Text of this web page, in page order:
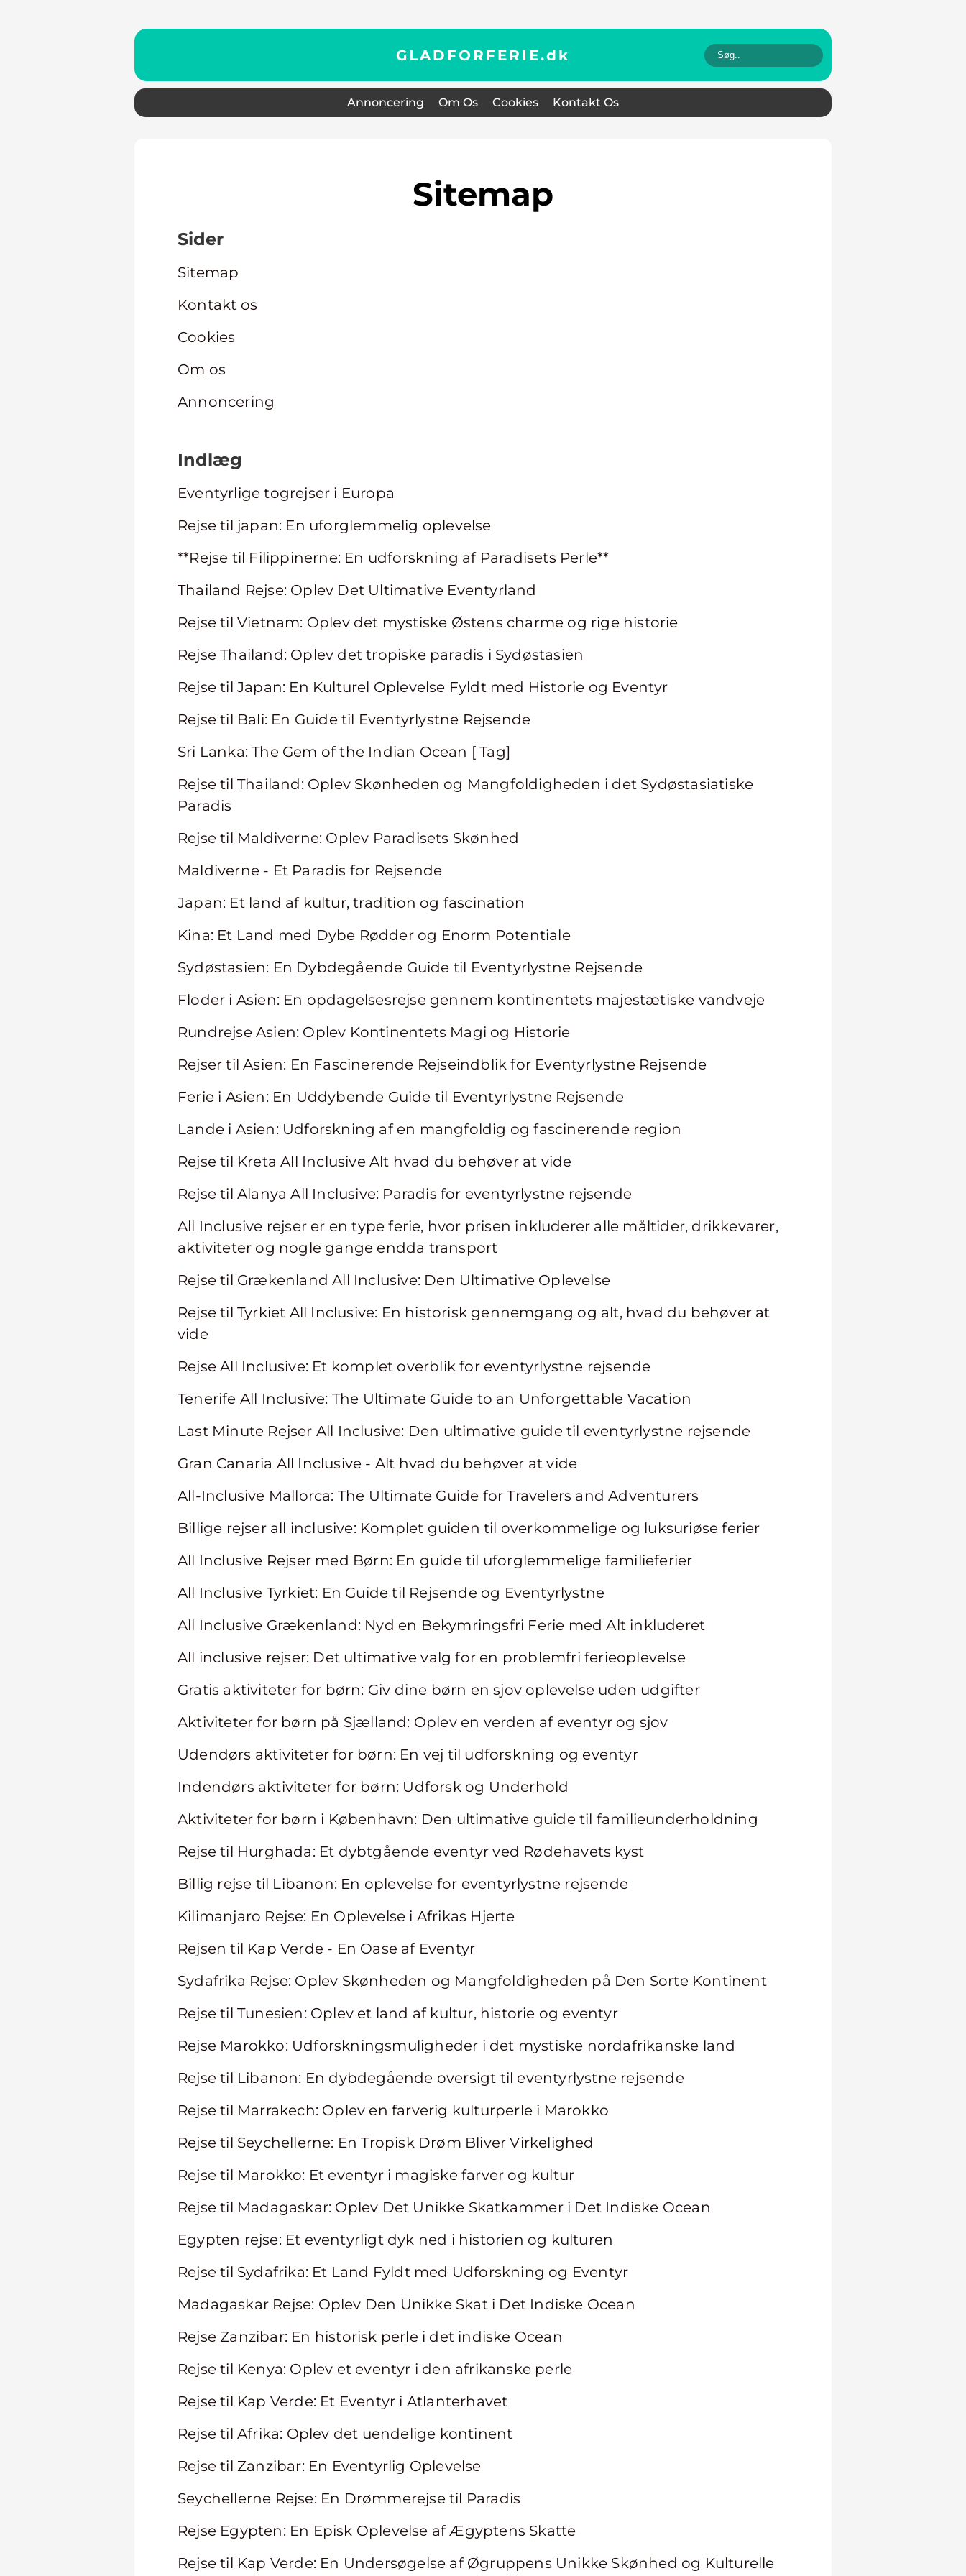
GLADFORFERIE.dk
Annoncering Om Os Cookies Kontakt Os
Sitemap
Sider
Sitemap
Kontakt os
Cookies
Om os
Annoncering
Indlæg
Eventyrlige togrejser i Europa
Rejse til japan: En uforglemmelig oplevelse
**Rejse til Filippinerne: En udforskning af Paradisets Perle**
Thailand Rejse: Oplev Det Ultimative Eventyrland
Rejse til Vietnam: Oplev det mystiske Østens charme og rige historie
Rejse Thailand: Oplev det tropiske paradis i Sydøstasien
Rejse til Japan: En Kulturel Oplevelse Fyldt med Historie og Eventyr
Rejse til Bali: En Guide til Eventyrlystne Rejsende
Sri Lanka: The Gem of the Indian Ocean [ Tag]
Rejse til Thailand: Oplev Skønheden og Mangfoldigheden i det Sydøstasiatiske
Paradis
Rejse til Maldiverne: Oplev Paradisets Skønhed
Maldiverne - Et Paradis for Rejsende
Japan: Et land af kultur, tradition og fascination
Kina: Et Land med Dybe Rødder og Enorm Potentiale
Sydøstasien: En Dybdegående Guide til Eventyrlystne Rejsende
Floder i Asien: En opdagelsesrejse gennem kontinentets majestætiske vandveje
Rundrejse Asien: Oplev Kontinentets Magi og Historie
Rejser til Asien: En Fascinerende Rejseindblik for Eventyrlystne Rejsende
Ferie i Asien: En Uddybende Guide til Eventyrlystne Rejsende
Lande i Asien: Udforskning af en mangfoldig og fascinerende region
Rejse til Kreta All Inclusive Alt hvad du behøver at vide
Rejse til Alanya All Inclusive: Paradis for eventyrlystne rejsende
All Inclusive rejser er en type ferie, hvor prisen inkluderer alle måltider, drikkevarer,
aktiviteter og nogle gange endda transport
Rejse til Grækenland All Inclusive: Den Ultimative Oplevelse
Rejse til Tyrkiet All Inclusive: En historisk gennemgang og alt, hvad du behøver at
vide
Rejse All Inclusive: Et komplet overblik for eventyrlystne rejsende
Tenerife All Inclusive: The Ultimate Guide to an Unforgettable Vacation
Last Minute Rejser All Inclusive: Den ultimative guide til eventyrlystne rejsende
Gran Canaria All Inclusive - Alt hvad du behøver at vide
All-Inclusive Mallorca: The Ultimate Guide for Travelers and Adventurers
Billige rejser all inclusive: Komplet guiden til overkommelige og luksuriøse ferier
All Inclusive Rejser med Børn: En guide til uforglemmelige familieferier
All Inclusive Tyrkiet: En Guide til Rejsende og Eventyrlystne
All Inclusive Grækenland: Nyd en Bekymringsfri Ferie med Alt inkluderet
All inclusive rejser: Det ultimative valg for en problemfri ferieoplevelse
Gratis aktiviteter for børn: Giv dine børn en sjov oplevelse uden udgifter
Aktiviteter for børn på Sjælland: Oplev en verden af eventyr og sjov
Udendørs aktiviteter for børn: En vej til udforskning og eventyr
Indendørs aktiviteter for børn: Udforsk og Underhold
Aktiviteter for børn i København: Den ultimative guide til familieunderholdning
Rejse til Hurghada: Et dybtgående eventyr ved Rødehavets kyst
Billig rejse til Libanon: En oplevelse for eventyrlystne rejsende
Kilimanjaro Rejse: En Oplevelse i Afrikas Hjerte
Rejsen til Kap Verde - En Oase af Eventyr
Sydafrika Rejse: Oplev Skønheden og Mangfoldigheden på Den Sorte Kontinent
Rejse til Tunesien: Oplev et land af kultur, historie og eventyr
Rejse Marokko: Udforskningsmuligheder i det mystiske nordafrikanske land
Rejse til Libanon: En dybdegående oversigt til eventyrlystne rejsende
Rejse til Marrakech: Oplev en farverig kulturperle i Marokko
Rejse til Seychellerne: En Tropisk Drøm Bliver Virkelighed
Rejse til Marokko: Et eventyr i magiske farver og kultur
Rejse til Madagaskar: Oplev Det Unikke Skatkammer i Det Indiske Ocean
Egypten rejse: Et eventyrligt dyk ned i historien og kulturen
Rejse til Sydafrika: Et Land Fyldt med Udforskning og Eventyr
Madagaskar Rejse: Oplev Den Unikke Skat i Det Indiske Ocean
Rejse Zanzibar: En historisk perle i det indiske Ocean
Rejse til Kenya: Oplev et eventyr i den afrikanske perle
Rejse til Kap Verde: Et Eventyr i Atlanterhavet
Rejse til Afrika: Oplev det uendelige kontinent
Rejse til Zanzibar: En Eventyrlig Oplevelse
Seychellerne Rejse: En Drømmerejse til Paradis
Rejse Egypten: En Episk Oplevelse af Ægyptens Skatte
Rejse til Kap Verde: En Undersøgelse af Øgruppens Unikke Skønhed og Kulturelle